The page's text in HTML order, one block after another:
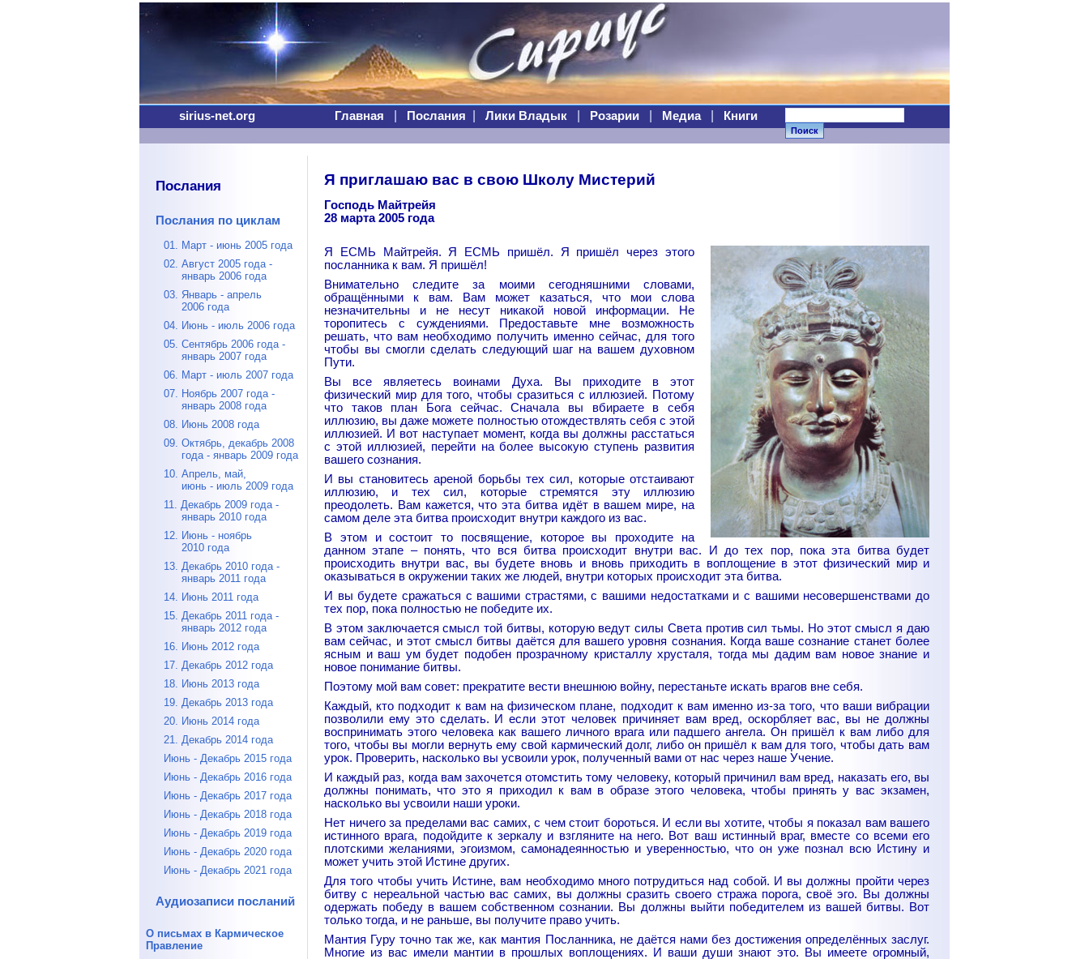
sirius-net.org Главная Послания Лики Владык Розарии Медиа Книги
Послания
Послания по циклам
01. Март - июнь 2005 года
02. Август 2005 года -
январь 2006 года
03. Январь - апрель
2006 года
04. Июнь - июль 2006 года
05. Сентябрь 2006 года -
январь 2007 года
06. Март - июль 2007 года
07. Ноябрь 2007 года -
январь 2008 года
08. Июнь 2008 года
09. Октябрь, декабрь 2008
года - январь 2009 года
10. Апрель, май,
июнь - июль 2009 года
11. Декабрь 2009 года -
январь 2010 года
12. Июнь - ноябрь
2010 года
13. Декабрь 2010 года -
январь 2011 года
14. Июнь 2011 года
15. Декабрь 2011 года -
январь 2012 года
16. Июнь 2012 года
17. Декабрь 2012 года
18. Июнь 2013 года
19. Декабрь 2013 года
20. Июнь 2014 года
21. Декабрь 2014 года
Июнь - Декабрь 2015 года
Июнь - Декабрь 2016 года
Июнь - Декабрь 2017 года
Июнь - Декабрь 2018 года
Июнь - Декабрь 2019 года
Июнь - Декабрь 2020 года
Июнь - Декабрь 2021 года
Аудиозаписи посланий
О письмах в Кармическое
Правление
Я приглашаю вас в свою Школу Мистерий
Господь Майтрейя
28 марта 2005 года
Я ЕСМЬ Майтрейя. Я ЕСМЬ пришёл. Я пришёл через этого
посланника к вам. Я пришёл!
Внимательно следите за моими сегодняшними словами,
обращёнными к вам. Вам может казаться, что мои слова
незначительны и не несут никакой новой информации. Не
торопитесь с суждениями. Предоставьте мне возможность
решать, что вам необходимо получить именно сейчас, для того
чтобы вы смогли сделать следующий шаг на вашем духовном
Пути.
Вы все являетесь воинами Духа. Вы приходите в этот
физический мир для того, чтобы сразиться с иллюзией. Потому
что таков план Бога сейчас. Сначала вы вбираете в себя
иллюзию, вы даже можете полностью отождествлять себя с этой
иллюзией. И вот наступает момент, когда вы должны расстаться
с этой иллюзией, перейти на более высокую ступень развития
вашего сознания.
И вы становитесь ареной борьбы тех сил, которые отстаивают
иллюзию, и тех сил, которые стремятся эту иллюзию
преодолеть. Вам кажется, что эта битва идёт в вашем мире, на
самом деле эта битва происходит внутри каждого из вас.
В этом и состоит то посвящение, которое вы проходите на
данном этапе – понять, что вся битва происходит внутри вас. И до тех пор, пока эта битва будет
происходить внутри вас, вы будете вновь и вновь приходить в воплощение в этот физический мир и
оказываться в окружении таких же людей, внутри которых происходит эта битва.
И вы будете сражаться с вашими страстями, с вашими недостатками и с вашими несовершенствами до
тех пор, пока полностью не победите их.
В этом заключается смысл той битвы, которую ведут силы Света против сил тьмы. Но этот смысл я даю
вам сейчас, и этот смысл битвы даётся для вашего уровня сознания. Когда ваше сознание станет более
ясным и ваш ум будет подобен прозрачному кристаллу хрусталя, тогда мы дадим вам новое знание и
новое понимание битвы.
Поэтому мой вам совет: прекратите вести внешнюю войну, перестаньте искать врагов вне себя.
Каждый, кто подходит к вам на физическом плане, подходит к вам именно из-за того, что ваши вибрации
позволили ему это сделать. И если этот человек причиняет вам вред, оскорбляет вас, вы не должны
воспринимать этого человека как вашего личного врага или падшего ангела. Он пришёл к вам либо для
того, чтобы вы могли вернуть ему свой кармический долг, либо он пришёл к вам для того, чтобы дать вам
урок. Проверить, насколько вы усвоили урок, полученный вами от нас через наше Учение.
И каждый раз, когда вам захочется отомстить тому человеку, который причинил вам вред, наказать его, вы
должны понимать, что это я приходил к вам в образе этого человека, чтобы принять у вас экзамен,
насколько вы усвоили наши уроки.
Нет ничего за пределами вас самих, с чем стоит бороться. И если вы хотите, чтобы я показал вам вашего
истинного врага, подойдите к зеркалу и взгляните на него. Вот ваш истинный враг, вместе со всеми его
плотскими желаниями, эгоизмом, самонадеянностью и уверенностью, что он уже познал всю Истину и
может учить этой Истине других.
Для того чтобы учить Истине, вам необходимо много потрудиться над собой. И вы должны пройти через
битву с нереальной частью вас самих, вы должны сразить своего стража порога, своё эго. Вы должны
одержать победу в вашем собственном сознании. Вы должны выйти победителем из вашей битвы. Вот
только тогда, и не раньше, вы получите право учить.
Мантия Гуру точно так же, как мантия Посланника, не даётся нами без достижения определённых заслуг.
Многие из вас имели мантии в прошлых воплощениях. И ваши души знают это. Вы имеете огромный,